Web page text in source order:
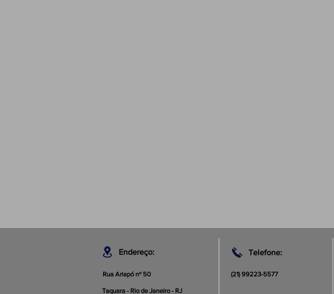
Endereço:
Rua Ariapó nº 50
Taquara - Rio de Janeiro - RJ
Telefone:
(21) 99223-5577